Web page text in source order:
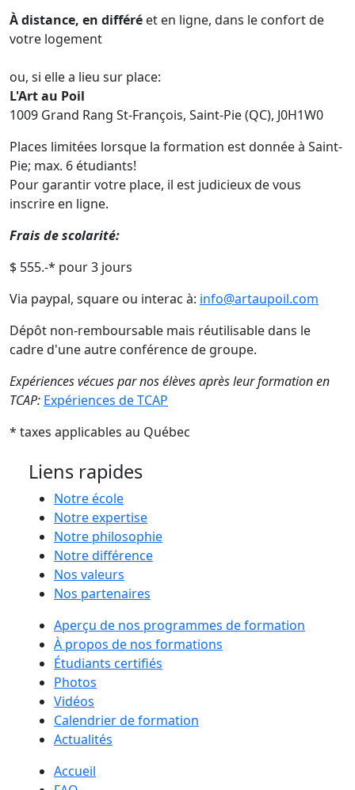
À distance, en différé et en ligne, dans le confort de
votre logement
ou, si elle a lieu sur place:
L'Art au Poil
1009 Grand Rang St-François, Saint-Pie (QC), J0H1W0
Places limitées lorsque la formation est donnée à Saint-
Pie; max. 6 étudiants!
Pour garantir votre place, il est judicieux de vous
inscrire en ligne.
Frais de scolarité:
$ 555.-* pour 3 jours
Via paypal, square ou interac à: info@artaupoil.com
Dépôt non-remboursable mais réutilisable dans le
cadre d'une autre conférence de groupe.
Expériences vécues par nos élèves après leur formation en
TCAP: Expériences de TCAP
* taxes applicables au Québec
Liens rapides
Notre école
Notre expertise
Notre philosophie
Notre différence
Nos valeurs
Nos partenaires
Aperçu de nos programmes de formation
À propos de nos formations
Étudiants certifiés
Photos
Vidéos
Calendrier de formation
Actualités
Accueil